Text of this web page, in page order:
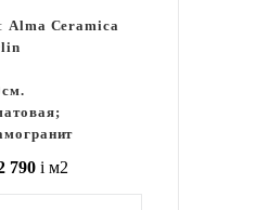
Alma Ceramica
790 i м2